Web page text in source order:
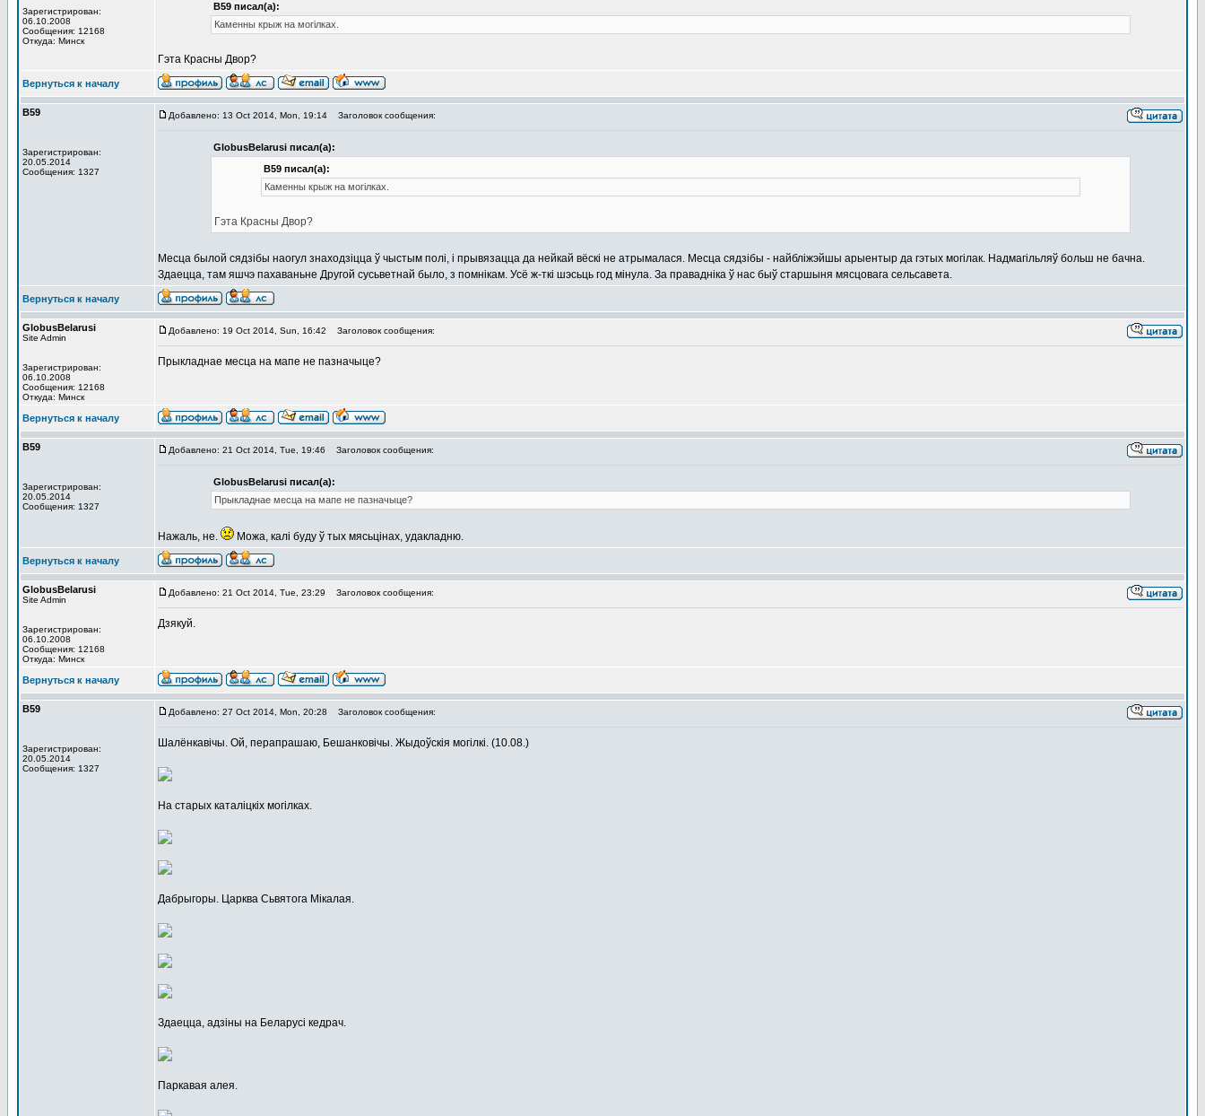
Зарегистрирован:
06.10.2008
Сообщения: 12168
Откуда: Минск
В59 писал(а):
Каменны крыж на могілках.
Гэта Красны Двор?
Вернуться к началу
В59
Зарегистрирован:
20.05.2014
Сообщения: 1327
Добавлено: 13 Oct 2014, Mon, 19:14 Заголовок сообщения:
GlobusBelarusi писал(а):
В59 писал(а):
Каменны крыж на могілках.
Гэта Красны Двор?
Месца былой сядзібы наогул знаходзіцца ў чыстым полі, і прывязацца да нейкай вёскі не атрымалася. Месца сядзібы - найбліжэйшы арыентыр да гэтых могілак. Надмагільляў больш не бачна.
Здаецца, там яшчэ пахаваньне Другой сусьветнай было, з помнікам. Усё ж-ткі шэсьць год мінула. За правадніка ў нас быў старшыня мясцовага сельсавета.
Вернуться к началу
GlobusBelarusi
Site Admin
Зарегистрирован:
06.10.2008
Сообщения: 12168
Откуда: Минск
Добавлено: 19 Oct 2014, Sun, 16:42 Заголовок сообщения:
Прыкладнае месца на мапе не пазначыце?
Вернуться к началу
В59
Зарегистрирован:
20.05.2014
Сообщения: 1327
Добавлено: 21 Oct 2014, Tue, 19:46 Заголовок сообщения:
GlobusBelarusi писал(а):
Прыкладнае месца на мапе не пазначыце?
Нажаль, не. Можа, калі буду ў тых мясьцінах, удакладню.
Вернуться к началу
GlobusBelarusi
Site Admin
Зарегистрирован:
06.10.2008
Сообщения: 12168
Откуда: Минск
Добавлено: 21 Oct 2014, Tue, 23:29 Заголовок сообщения:
Дзякуй.
Вернуться к началу
В59
Зарегистрирован:
20.05.2014
Сообщения: 1327
Добавлено: 27 Oct 2014, Mon, 20:28 Заголовок сообщения:
Шалёнкавічы. Ой, перапрашаю, Бешанковічы. Жыдоўскія могілкі. (10.08.)
На старых каталіцкіх могілках.
Дабрыгоры. Царква Сьвятога Мікалая.
Здаецца, адзіны на Беларусі кедрач.
Паркавая алея.